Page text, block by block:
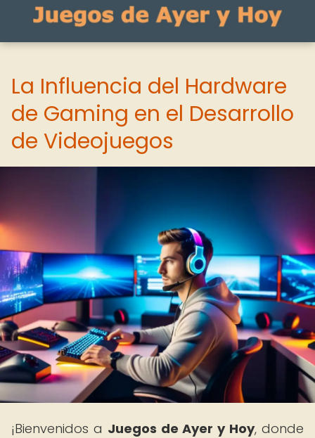
La Influencia del Hardware
de Gaming en el Desarrollo
de Videojuegos
¡Bienvenidos a Juegos de Ayer y Hoy, donde